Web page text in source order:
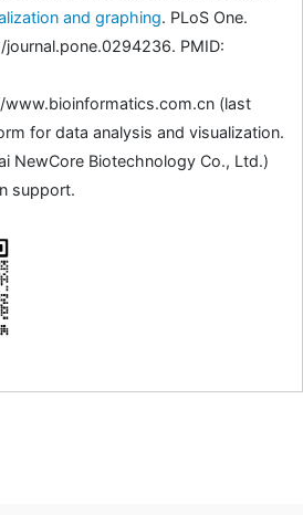
and graphing. PLoS One.
PMID:
(last
for data analysis and visualization.
NewCore Biotechnology Co., Ltd.)
support.